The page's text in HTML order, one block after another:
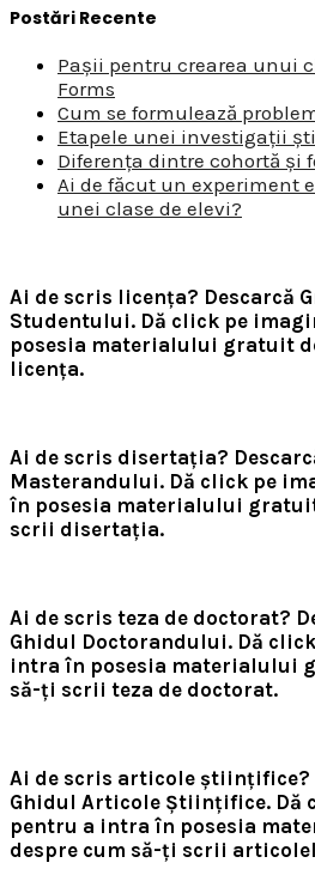
Postări Recente
Pașii pentru crearea unui
Forms
Cum se formulează
Etapele unei investigații
Diferența dintre cohortă și
Ai de făcut un experiment
unei clase de elevi?
Ai de scris licența? Descarcă
Studentului. Dă click pe
posesia materialului gratuit
licența.
Ai de scris disertația?
Masterandului. Dă click pe
în posesia materialului
scrii disertația.
Ai de scris teza de doctorat?
Ghidul Doctorandului. Dă
intra în posesia materialului
să-ți scrii teza de doctorat.
Ai de scris articole științifice?
Ghidul Articole Științifice. Dă
pentru a intra în posesia
despre cum să-ți scrii